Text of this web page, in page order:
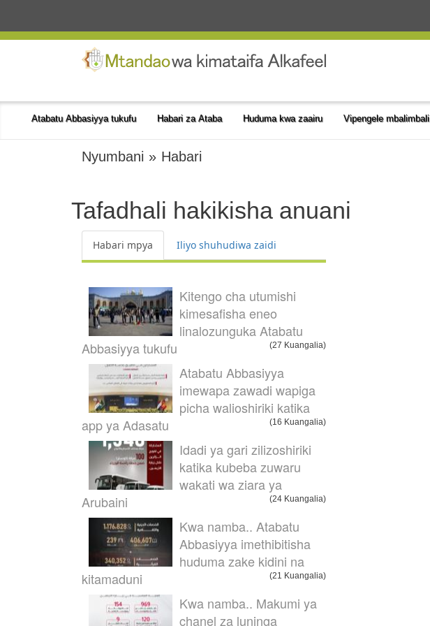
Atabatu Abbasiyya tukufu Habari za Ataba Huduma kwa zaairu Vipengele mbalimbali
Nyumbani » Habari
Tafadhali hakikisha anuani
Habari mpya Iliyo shuhudiwa zaidi
Kitengo cha utumishi
kimesafisha eneo
linalozunguka Atabatu
Abbasiyya tukufu
(27 Kuangalia)
Atabatu Abbasiyya
imewapa zawadi wapiga
picha walioshiriki katika
app ya Adasatu
(16 Kuangalia)
Idadi ya gari zilizoshiriki
katika kubeba zuwaru
wakati wa ziara ya
Arubaini
(24 Kuangalia)
Kwa namba.. Atabatu
Abbasiyya imethibitisha
huduma zake kidini na
kitamaduni
(21 Kuangalia)
Kwa namba.. Makumi ya
chanel za luninga